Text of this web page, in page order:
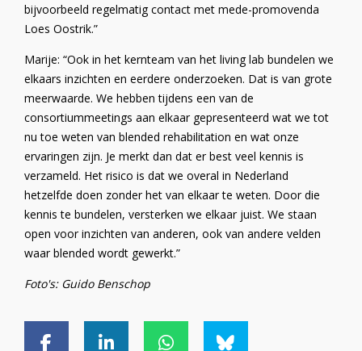
bijvoorbeeld regelmatig contact met mede-promovenda
Loes Oostrik.”
Marije: “Ook in het kernteam van het living lab bundelen we
elkaars inzichten en eerdere onderzoeken. Dat is van grote
meerwaarde. We hebben tijdens een van de
consortiummeetings aan elkaar gepresenteerd wat we tot
nu toe weten van blended rehabilitation en wat onze
ervaringen zijn. Je merkt dan dat er best veel kennis is
verzameld. Het risico is dat we overal in Nederland
hetzelfde doen zonder het van elkaar te weten. Door die
kennis te bundelen, versterken we elkaar juist. We staan
open voor inzichten van anderen, ook van andere velden
waar blended wordt gewerkt.”
Foto's: Guido Benschop